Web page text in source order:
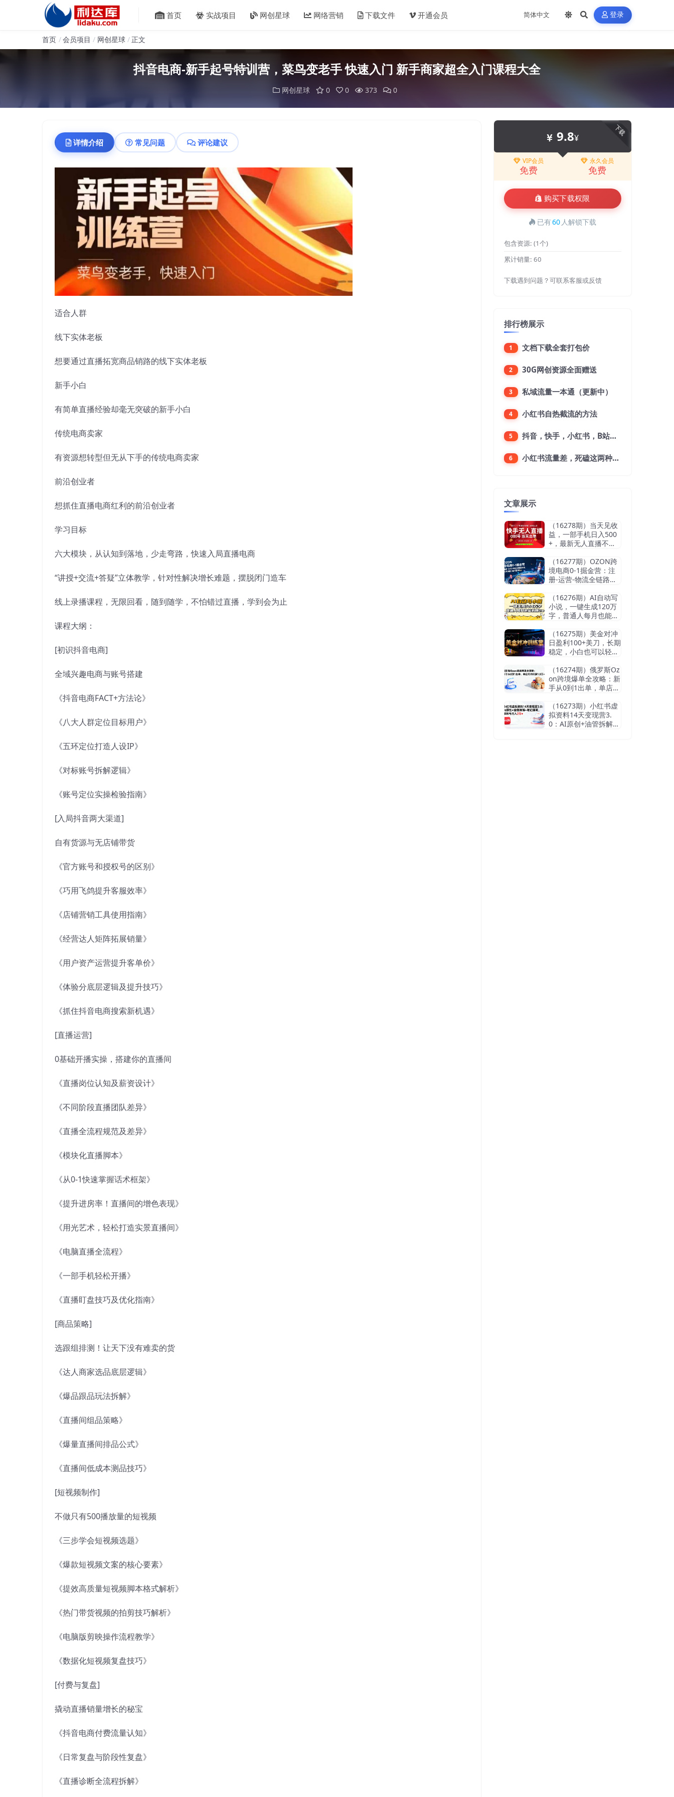
首页 实战项目 网创星球 网络营销 下载文件 开通会员 登录
首页 会员项目 网创星球 正文
抖音电商-新手起号特训营，菜鸟变老手 快速入门 新手商家超全入门课程大全
网创星球 0 0 373 0
详情介绍 常见问题 评论建议
适合人群
线下实体老板
想要通过直播拓宽商品销路的线下实体老板
新手小白
有简单直播经验却毫无突破的新手小白
传统电商卖家
有资源想转型但无从下手的传统电商卖家
前沿创业者
想抓住直播电商红利的前沿创业者
学习目标
六大模块，从认知到落地，少走弯路，快速入局直播电商
“讲授+交流+答疑”立体教学，针对性解决增长难题，摆脱闭门造车
线上录播课程，无限回看，随到随学，不怕错过直播，学到会为止
课程大纲：
[初识抖音电商]
全域兴趣电商与账号搭建
《抖音电商FACT+方法论》
《八大人群定位目标用户》
《五环定位打造人设IP》
《对标账号拆解逻辑》
《账号定位实操检验指南》
[入局抖音两大渠道]
自有货源与无店铺带货
《官方账号和授权号的区别》
《巧用飞鸽提升客服效率》
《店铺营销工具使用指南》
《经营达人矩阵拓展销量》
《用户资产运营提升客单价》
《体验分底层逻辑及提升技巧》
《抓住抖音电商搜索新机遇》
[直播运营]
0基础开播实操，搭建你的直播间
《直播岗位认知及薪资设计》
《不同阶段直播团队差异》
《直播全流程规范及差异》
《模块化直播脚本》
《从0-1快速掌握话术框架》
《提升进房率！直播间的增色表现》
《用光艺术，轻松打造实景直播间》
《电脑直播全流程》
《一部手机轻松开播》
《直播盯盘技巧及优化指南》
[商品策略]
选跟组排测！让天下没有难卖的货
《达人商家选品底层逻辑》
《爆品跟品玩法拆解》
《直播间组品策略》
《爆量直播间排品公式》
《直播间低成本测品技巧》
[短视频制作]
不做只有500播放量的短视频
《三步学会短视频选题》
《爆款短视频文案的核心要素》
《提效高质量短视频脚本格式解析》
《热门带货视频的拍剪技巧解析》
《电脑版剪映操作流程教学》
《数据化短视频复盘技巧》
[付费与复盘]
撬动直播销量增长的秘宝
《抖音电商付费流量认知》
《日常复盘与阶段性复盘》
《直播诊断全流程拆解》
下载
9.8¥
VIP会员
免费
永久会员
免费
购买下载权限
已有60 人解锁下载
包含资源: (1个)
累计销量: 60
下载遇到问题？可联系客服或反馈
排行榜展示
1 文档下载全套打包价
2 30G网创资源全面赠送
3 私域流量一本通（更新中）
4 小红书自热截流的方法
5 抖音，快手，小红书，B站，微博，微信公众号，微信视频号。每一个平台，都是不一样的机会，对应不一样的赚钱思路
6 小红书流量差，死磕这两种笔记就好
文章展示
（16278期）当天见收
益，一部手机日入500
+，最新无人直播不违
（16277期）OZON跨
境电商0-1掘金营：注
册-运营-物流全链路体
收8w
（16276期）AI自动写
小说，一键生成120万
字，普通人每月也能躺
（16275期）美金对冲
日盈利100+美刀，长期
稳定，小白也可以轻松
（16274期）俄罗斯Oz
on跨境爆单全攻略：新
手从0到1出单，单店月
（16273期）小红书虚
拟资料14天变现营3.
0：AI原创+油管拆解